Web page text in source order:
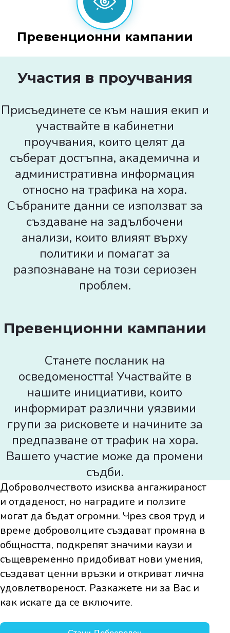
Превенционни кампании
Участия в проучвания
Присъединете се към нашия екип и
участвайте в кабинетни
проучвания, които целят да
съберат достъпна, академична и
административна информация
относно на трафика на хора.
Събраните данни се използват за
създаване на задълбочени
анализи, които влияят върху
политики и помагат за
разпознаване на този сериозен
проблем.
Превенционни кампании
Станете посланик на
осведомеността! Участвайте в
нашите инициативи, които
информират различни уязвими
групи за рисковете и начините за
предпазване от трафик на хора.
Вашето участие може да промени
съдби.
Доброволчеството изисква ангажираност
и отдаденост, но наградите и ползите
могат да бъдат огромни. Чрез своя труд и
време доброволците създават промяна в
общността, подкрепят значими каузи и
същевременно придобиват нови умения,
създават ценни връзки и откриват лична
удовлетвореност. Разкажете ни за Вас и
как искате да се включите.